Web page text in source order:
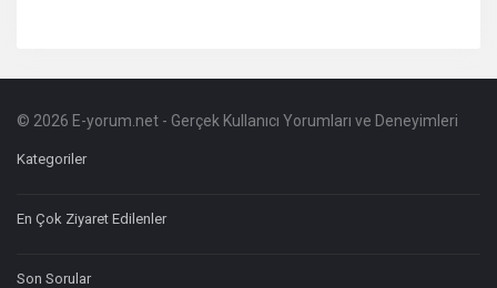
Footer
Hakkında
© 2026 E-yorum.net - Gerçek Kullanıcı Yorumları ve Deneyimleri
Kategoriler
En Çok Ziyaret Edilenler
Son Sorular